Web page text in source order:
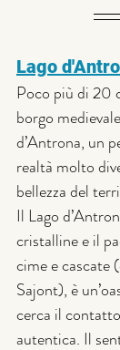
Lago
Poco più di 20
borgo
d’Antrona, un
realtà molto
bellezza del
Il Lago
cristalline e il
cime e cascate
Sajont), è
cerca il
autentica. Il